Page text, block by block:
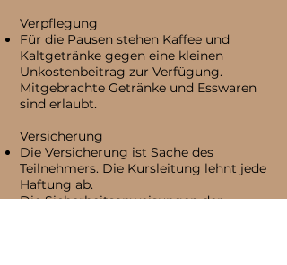
Verpflegung
Für die Pausen stehen Kaffee und
Kaltgetränke gegen eine kleinen
Unkostenbeitrag zur Verfügung.
Mitgebrachte Getränke und Esswaren
sind erlaubt.
Versicherung
Die Versicherung ist Sache des
Teilnehmers. Die Kursleitung lehnt jede
Haftung ab.
Die Sicherheitsanweisungen der